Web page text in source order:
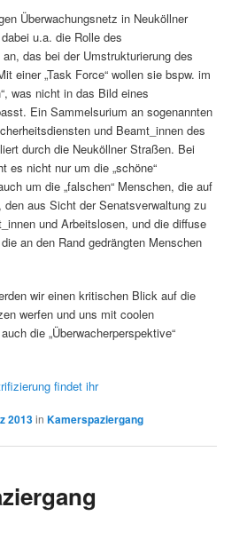
Überwachungsnetz in Neuköllner
u.a. die Rolle des
das bei der Umstrukturierung des
einer „Task Force“ wollen sie bspw. im
was nicht in das Bild eines
Ein Sammelsurium an sogenannten
und Beamt_innen des
durch die Neuköllner Straßen. Bei
es nicht nur um die „schöne“
um die „falschen“ Menschen, die auf
aus Sicht der Senatsverwaltung zu
und Arbeitslosen, und die diffuse
an den Rand gedrängten Menschen
wir einen kritischen Blick auf die
werfen und uns mit coolen
die „Überwacherperspektive“
findet ihr
2013in Kamerspaziergang